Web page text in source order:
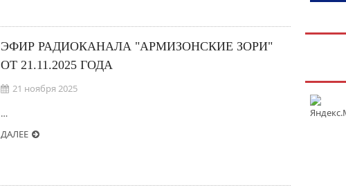
ЭФИР РАДИОКАНАЛА "АРМИЗОНСКИЕ ЗОРИ"
ОТ 21.11.2025 ГОДА
21 ноября 2025
…
ДАЛЕЕ